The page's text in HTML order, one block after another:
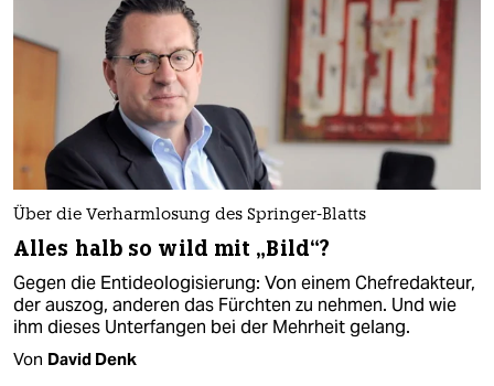
Über die Verharmlosung des Springer-Blatts
Alles halb so wild mit „Bild“?
Gegen die Entideologisierung: Von einem Chefredakteur,
der auszog, anderen das Fürchten zu nehmen. Und wie
ihm dieses Unterfangen bei der Mehrheit gelang.
Von David Denk